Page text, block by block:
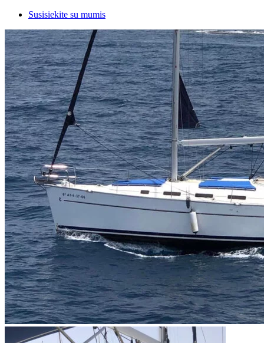
Susisiekite su mumis